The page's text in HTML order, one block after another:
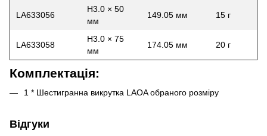
LA633056
H3.0 × 50
мм
149.05 мм 15 г
LA633058
H3.0 × 75
мм
174.05 мм 20 г
Комплектація:
1 * Шестигранна викрутка LAOA обраного розміру
Відгуки